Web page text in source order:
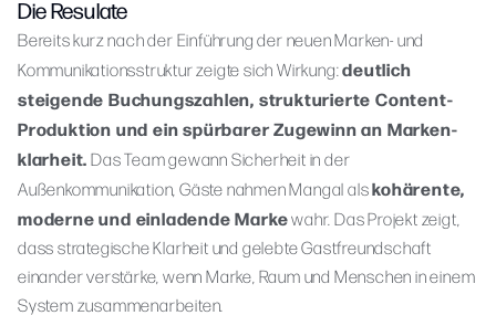
Die Resulate
Bereits kurz nach der Einführung der neuen Marken- und
Kommunikationsstruktur zeigte sich Wirkung:deutlich
steigende Buchungszahlen, strukturierte Content-
Produktion und ein spürbarer Zugewinn an Marken­
klarheit. Das Team gewann Sicherheit in der
Außenkommunikation, Gäste nahmen Mangal alskohärente,
moderne und einladende Markewahr. Das Projekt zeigt,
dass strategische Klarheit und gelebte Gastfreundschaft
einander verstärke, wenn Marke, Raum und Menschen in einem
System zusammenarbeiten.